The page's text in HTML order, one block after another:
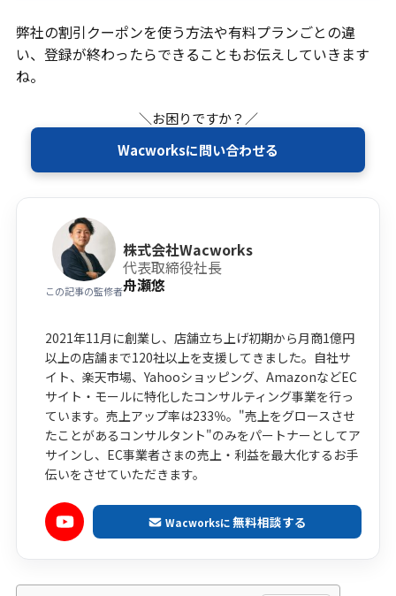
弊社の割引クーポンを使う方法や有料プランごとの違
い、登録が終わったらできることもお伝えしていきます
ね。
＼お困りですか？／
Wacworksに問い合わせる
この記事の監修者
株式会社Wacworks
代表取締役社長
舟瀬悠
2021年11月に創業し、店舗立ち上げ初期から月商1億円
以上の店舗まで120社以上を支援してきました。自社サ
イト、楽天市場、Yahooショッピング、AmazonなどEC
サイト・モールに特化したコンサルティング事業を行っ
ています。売上アップ率は233％。"売上をグロースさせ
たことがあるコンサルタント"のみをパートナーとしてア
サインし、EC事業者さまの売上・利益を最大化するお手
伝いをさせていただきます。
Wacworksに無料相談する